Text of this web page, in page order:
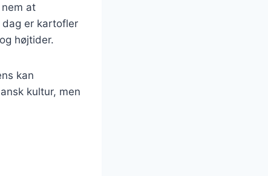
at
dag er kartofler
højtider.
kan
kultur, men